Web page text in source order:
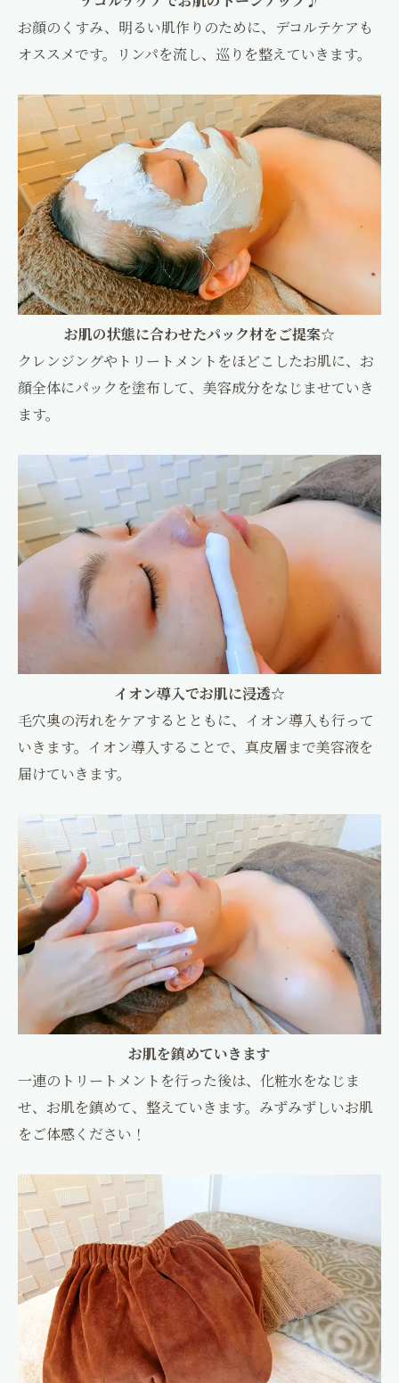
お顔のくすみ、明るい肌作りのために、デコルテケアも
オススメです。リンパを流し、巡りを整えていきます。
お肌の状態に合わせたパック材をご提案☆
クレンジングやトリートメントをほどこしたお肌に、お
顔全体にパックを塗布して、美容成分をなじませていき
ます。
イオン導入でお肌に浸透☆
毛穴奥の汚れをケアするとともに、イオン導入も行って
いきます。イオン導入することで、真皮層まで美容液を
届けていきます。
お肌を鎮めていきます
一連のトリートメントを行った後は、化粧水をなじま
せ、お肌を鎮めて、整えていきます。みずみずしいお肌
をご体感ください！